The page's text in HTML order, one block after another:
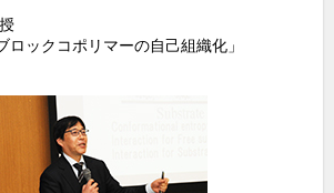
ロックコポリマーの自己組織化」